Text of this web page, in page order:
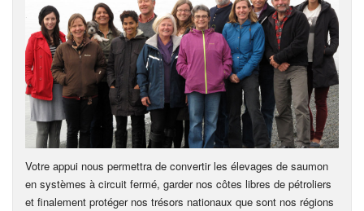
Votre appui nous permettra de convertir les élevages de saumon
en systèmes à circuit fermé, garder nos côtes libres de pétroliers
et finalement protéger nos trésors nationaux que sont nos régions